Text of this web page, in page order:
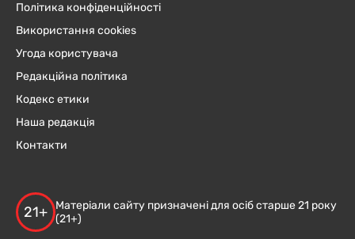
Політика конфіденційності
Використання cookies
Угода користувача
Редакційна політика
Кодекс етики
Наша редакція
Контакти
21+
Матеріали сайту призначені для осіб старше 21 року
(21+)